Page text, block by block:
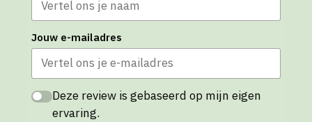
Jouw e-mailadres
Deze review is gebaseerd op mijn eigen
ervaring.